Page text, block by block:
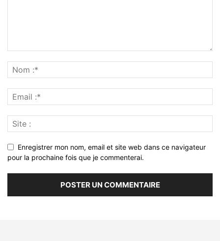
Enregistrer mon nom, email et site web dans ce navigateur
pour la prochaine fois que je commenterai.